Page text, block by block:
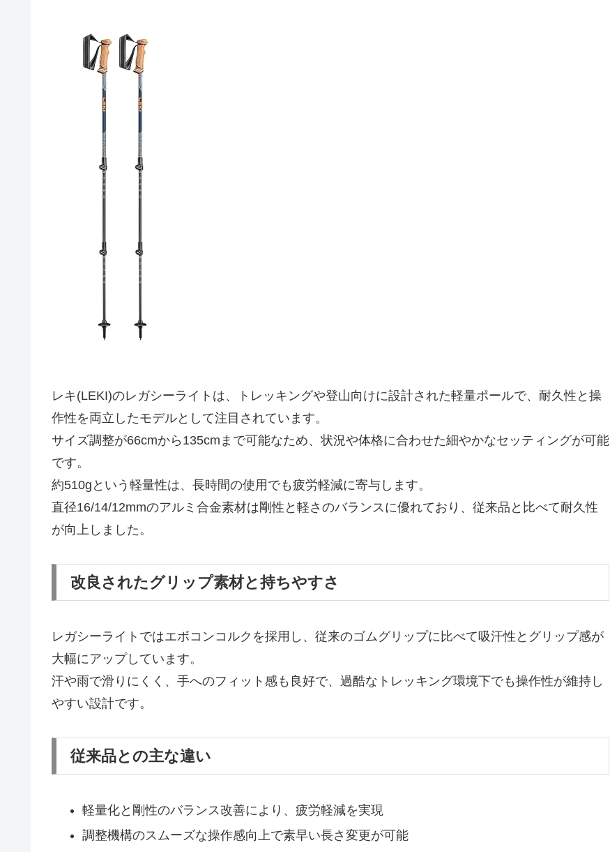
レキ(LEKI)のレガシーライトは、トレッキングや登山向けに設計された軽量ポールで、耐久性と操
作性を両立したモデルとして注目されています。
サイズ調整が66cmから135cmまで可能なため、状況や体格に合わせた細やかなセッティングが可能
です。
約510gという軽量性は、長時間の使用でも疲労軽減に寄与します。
直径16/14/12mmのアルミ合金素材は剛性と軽さのバランスに優れており、従来品と比べて耐久性
が向上しました。
改良されたグリップ素材と持ちやすさ
レガシーライトではエボコンコルクを採用し、従来のゴムグリップに比べて吸汗性とグリップ感が
大幅にアップしています。
汗や雨で滑りにくく、手へのフィット感も良好で、過酷なトレッキング環境下でも操作性が維持し
やすい設計です。
従来品との主な違い
軽量化と剛性のバランス改善により、疲労軽減を実現
調整機構のスムーズな操作感向上で素早い長さ変更が可能